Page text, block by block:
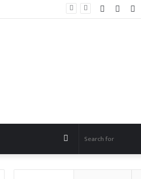
Twitter
Facebook
Random
Article